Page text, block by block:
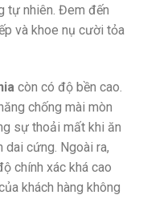
tự nhiên. Đem đến
và khoe nụ cười tỏa
còn có độ bền cao.
chống mài mòn
sự thoải mất khi ăn
dai cứng. Ngoài ra,
chính xác khá cao
khách hàng không